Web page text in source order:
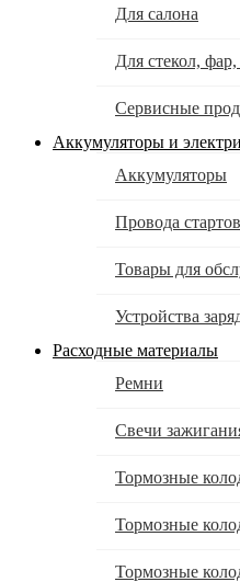
Для салона
Для стекол, фар,
Сервисные
Аккумуляторы и
Аккумуляторы
Провода
Товары для
Устройства
Расходные материалы
Ремни
Свечи
Тормозные
Тормозные
Тормозные